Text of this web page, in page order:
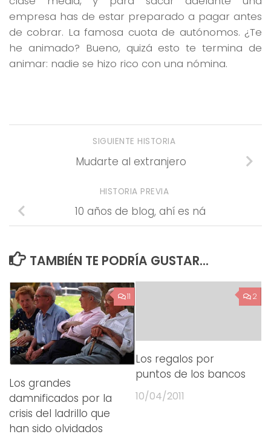
empresa has de estar preparado a pagar antes
de cobrar. La famosa cuota de autónomos. ¿Te
he animado? Bueno, quizá esto te termina de
animar: nadie se hizo rico con una nómina.
SIGUIENTE HISTORIA
Mudarte al extranjero
HISTORIA PREVIA
10 años de blog, ahí es ná
TAMBIÉN TE PODRÍA GUSTAR...
11
Los grandes
damnificados por la
crisis del ladrillo que
han sido olvidados
2
Los regalos por
puntos de los bancos
10/04/2011